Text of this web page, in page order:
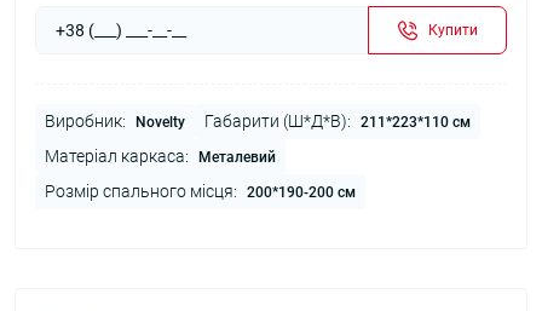
Купити
Виробник: Novelty Габарити (Ш*Д*В): 211*223*110 см
Матеріал каркаса: Металевий
Розмір спального місця: 200*190-200 см